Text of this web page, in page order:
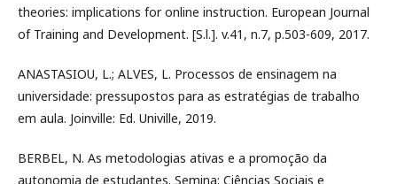
theories: implications for online instruction. European Journal
of Training and Development. [S.l.]. v.41, n.7, p.503-609, 2017.
ANASTASIOU, L.; ALVES, L. Processos de ensinagem na
universidade: pressupostos para as estratégias de trabalho
em aula. Joinville: Ed. Univille, 2019.
BERBEL, N. As metodologias ativas e a promoção da
autonomia de estudantes. Semina: Ciências Sociais e